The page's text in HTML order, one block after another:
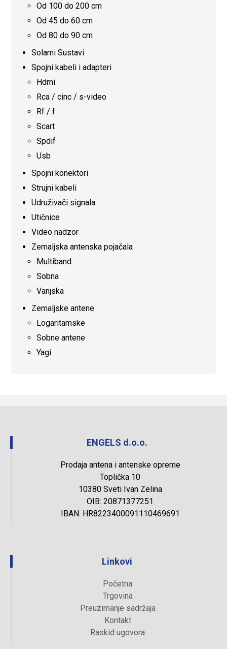
Od 100 do 200 cm
Od 45 do 60 cm
Od 80 do 90 cm
Solarni Sustavi
Spojni kabeli i adapteri
Hdmi
Rca / cinc / s-video
Rf / f
Scart
Spdif
Usb
Spojni konektori
Strujni kabeli
Udruživači signala
Utičnice
Video nadzor
Zemaljska antenska pojačala
Multiband
Sobna
Vanjska
Zemaljske antene
Logaritamske
Sobne antene
Yagi
ENGELS d.o.o.
Prodaja antena i antenske opreme
Toplička 10
10380 Sveti Ivan Zelina
OIB: 20871377251
IBAN: HR8223400091110469691
Linkovi
Početna
Trgovina
Preuzimanje sadržaja
Kontakt
Raskid ugovora